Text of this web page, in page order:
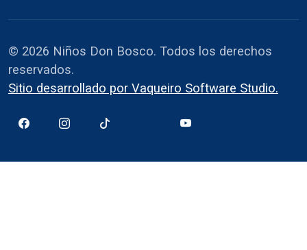
© 2026 Niños Don Bosco. Todos los derechos
reservados.
Sitio desarrollado por Vaqueiro Software Studio.